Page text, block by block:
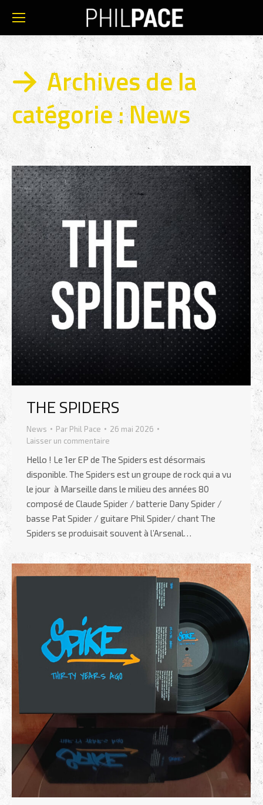
Archives de la
catégorie :News
THE SPIDERS
News Par Phil Pace
26 mai 2026
Laisser un commentaire
Hello ! Le 1er EP de The Spiders est désormais
disponible. The Spiders est un groupe de rock qui a vu
le jour à Marseille dans le milieu des années 80
composé de Claude Spider / batterie Dany Spider /
basse Pat Spider / guitare Phil Spider/ chant The
Spiders se produisait souvent à l’Arsenal…